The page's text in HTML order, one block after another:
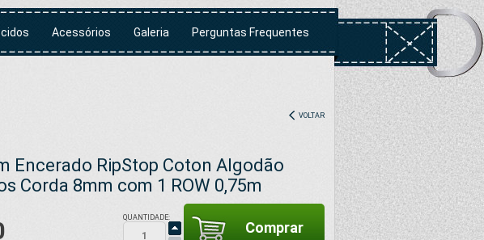
Acessórios Galeria Perguntas Frequentes
VOLTAR
Encerado RipStop Coton Algodão
Corda 8mm com 1 ROW 0,75m
QUANTIDADE: